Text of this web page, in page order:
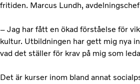
fritiden. Marcus Lundh,
– Jag har fått en ökad förståelse för
kultur. Utbildningen har gett mig nya
vad det ställer för krav på mig som
Det är kurser inom bland annat